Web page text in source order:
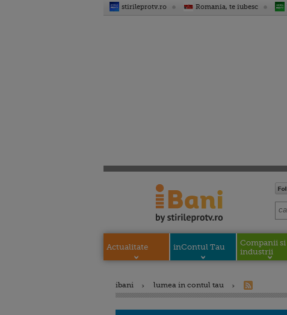
stirileprotv.ro Romania, te iubesc
Actualitate inContul Tau
Companii si
industrii
ibani lumea in contul tau